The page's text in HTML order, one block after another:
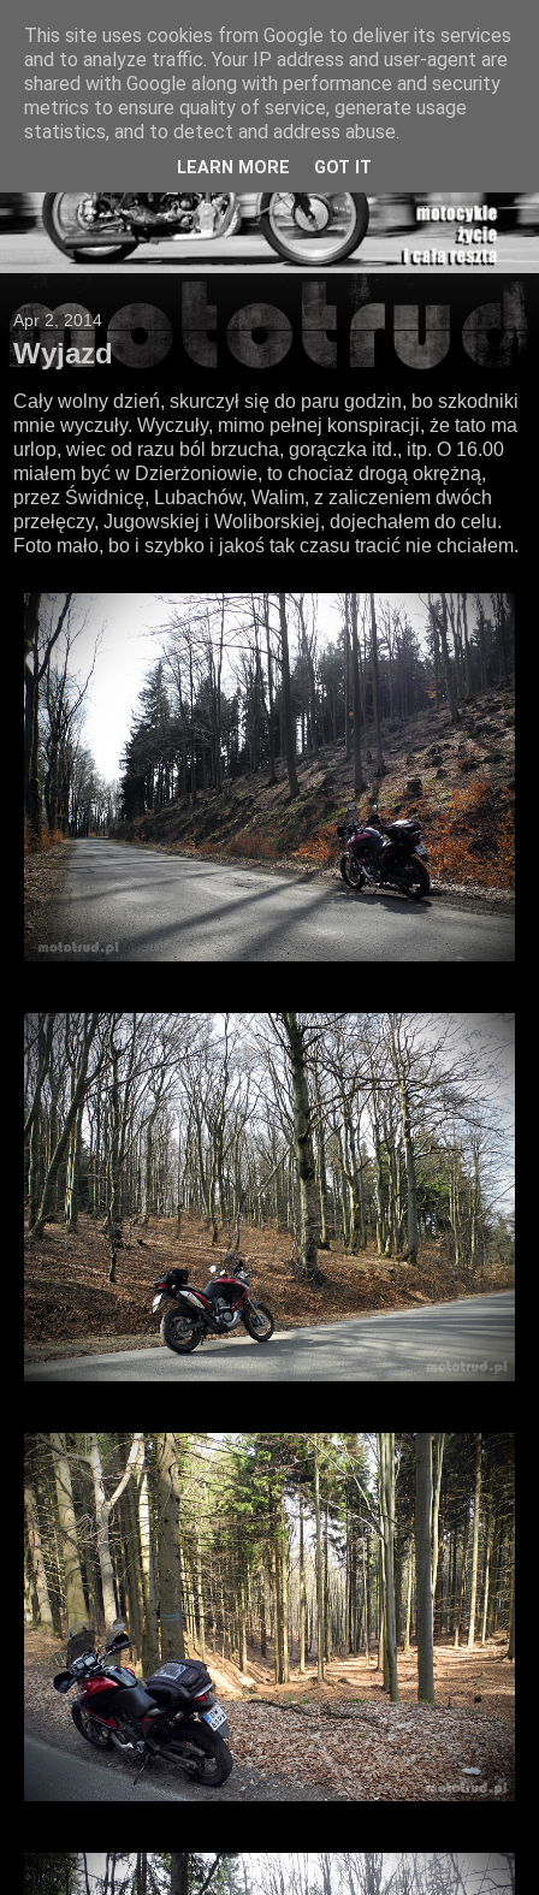
Apr 2, 2014
Wyjazd
Cały wolny dzień, skurczył się do paru godzin, bo szkodniki
mnie wyczuły. Wyczuły, mimo pełnej konspiracji, że tato ma
urlop, wiec od razu ból brzucha, gorączka itd., itp. O 16.00
miałem być w Dzierżoniowie, to chociaż drogą okrężną,
przez Świdnicę, Lubachów, Walim, z zaliczeniem dwóch
przełęczy, Jugowskiej i Woliborskiej, dojechałem do celu.
Foto mało, bo i szybko i jakoś tak czasu tracić nie chciałem.
This site uses cookies from Google to deliver its services
and to analyze traffic. Your IP address and user-agent are
shared with Google along with performance and security
metrics to ensure quality of service, generate usage
statistics, and to detect and address abuse.
LEARN MORE GOT IT